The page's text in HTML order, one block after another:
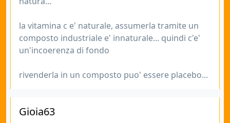
la vitamina c e' naturale, assumerla tramite un
composto industriale e' innaturale... quindi c'e'
un'incoerenza di fondo
rivenderla in un composto puo' essere placebo...
Gioia63